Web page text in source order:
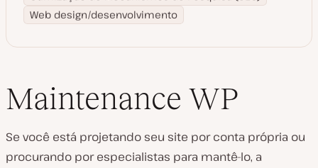
Web design/desenvolvimento
Maintenance WP
Se você está projetando seu site por conta própria ou
procurando por especialistas para mantê-lo, a